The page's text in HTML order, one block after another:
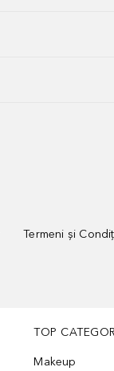
Termeni și
TOP
Makeup